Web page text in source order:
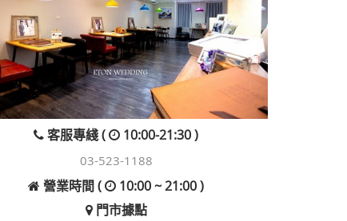
客服專綫 ( 10:00-21:30 )
03-523-1188
營業時間 (
10:00 ~ 21:00 )
門市據點